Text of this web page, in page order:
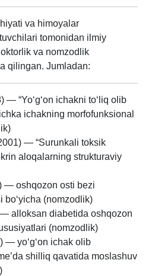
va himoyalar
tomonidan ilmiy
va nomzodlik
qilingan. Jumladan:
“Yo‘g‘on ichakni to‘liq olib
ichakning morfofunksional
— “Surunkali toksik
aloqalarning strukturaviy
— oshqozon osti bezi
bo‘yicha (nomzodlik)
alloksan diabetida oshqozon
(nomzodlik)
— yo‘g‘on ichak olib
shilliq qavatida moslashuv